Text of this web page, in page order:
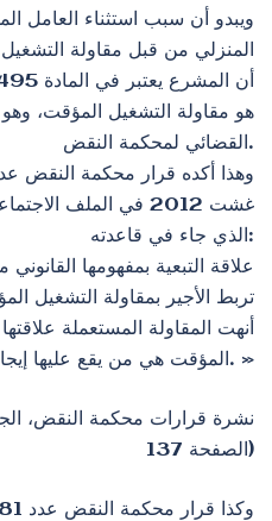
ويبدو أن سبب استثناء العامل
المنزلي من قبل مقاولة
هو مقاولة التشغيل المؤقت، وهو
القضائي لمحكمة النقض.
الذي جاء في قاعدته:
تربط الأجير بمقاولة التشغيل
أنهت المقاولة المستعملة
المؤقت هي من يقع عليها إيجاد عمل بديل له أو التعويض. »
الصفحة 137)